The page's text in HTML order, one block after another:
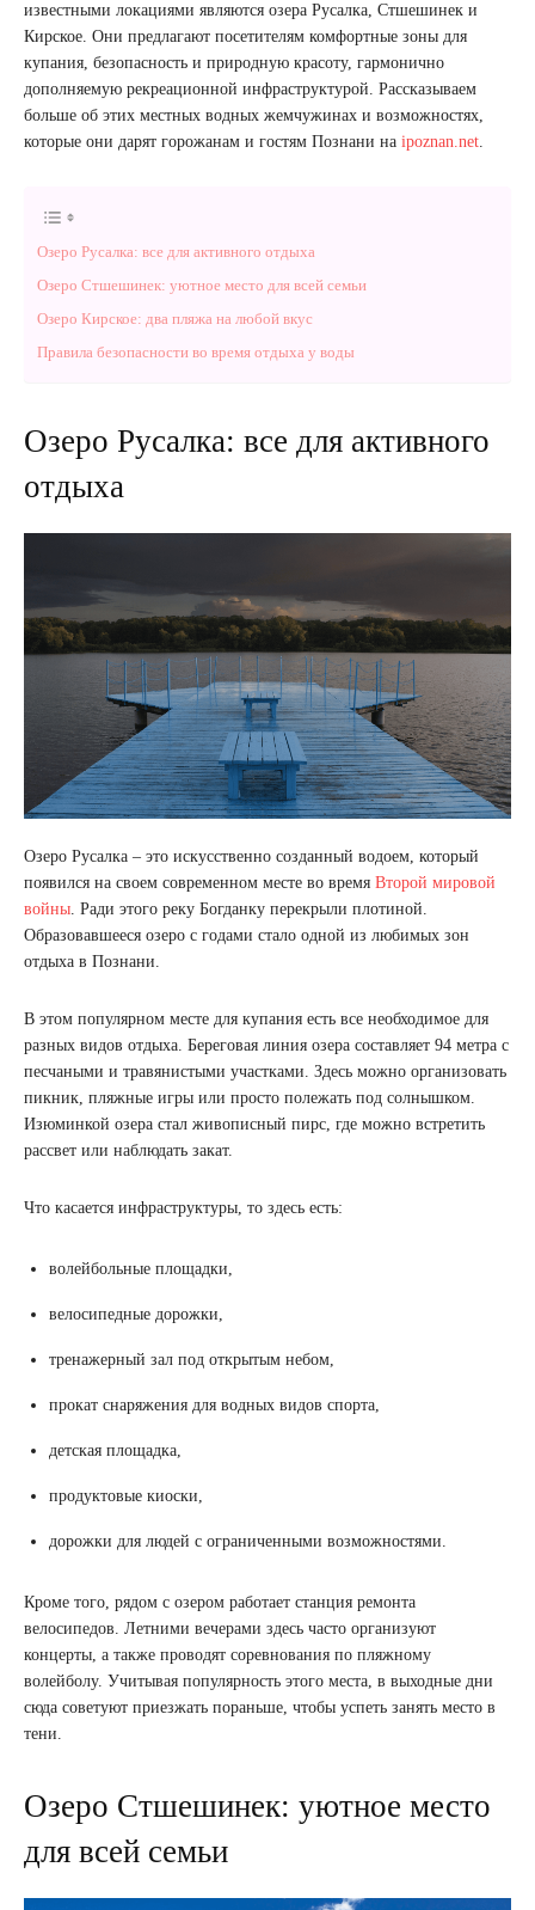
известными локациями являются озера Русалка, Стшешинек и
Кирское. Они предлагают посетителям комфортные зоны для
купания, безопасность и природную красоту, гармонично
дополняемую рекреационной инфраструктурой. Рассказываем
больше об этих местных водных жемчужинах и возможностях,
которые они дарят горожанам и гостям Познани на ipoznan.net.
Озеро Русалка: все для активного отдыха
Озеро Стшешинек: уютное место для всей семьи
Озеро Кирское: два пляжа на любой вкус
Правила безопасности во время отдыха у воды
Озеро Русалка: все для активного
отдыха
Озеро Русалка – это искусственно созданный водоем, который
появился на своем современном месте во время Второй мировой
войны. Ради этого реку Богданку перекрыли плотиной.
Образовавшееся озеро с годами стало одной из любимых зон
отдыха в Познани.
В этом популярном месте для купания есть все необходимое для
разных видов отдыха. Береговая линия озера составляет 94 метра с
песчаными и травянистыми участками. Здесь можно организовать
пикник, пляжные игры или просто полежать под солнышком.
Изюминкой озера стал живописный пирс, где можно встретить
рассвет или наблюдать закат.
Что касается инфраструктуры, то здесь есть:
волейбольные площадки,
велосипедные дорожки,
тренажерный зал под открытым небом,
прокат снаряжения для водных видов спорта,
детская площадка,
продуктовые киоски,
дорожки для людей с ограниченными возможностями.
Кроме того, рядом с озером работает станция ремонта
велосипедов. Летними вечерами здесь часто организуют
концерты, а также проводят соревнования по пляжному
волейболу. Учитывая популярность этого места, в выходные дни
сюда советуют приезжать пораньше, чтобы успеть занять место в
тени.
Озеро Стшешинек: уютное место
для всей семьи